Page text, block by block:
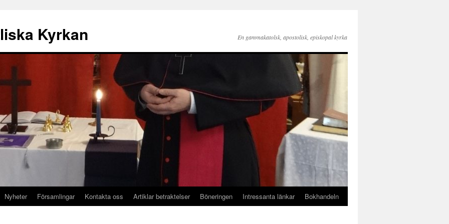
Kyrkan En gammakatolsk, apostolisk, episkopal kyrka
Nyheter Församlingar Kontakta oss Artiklar betraktelser Böneringen Intressanta länkar Bokhandeln